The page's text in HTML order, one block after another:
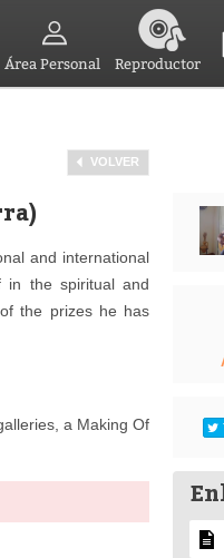
Área Personal Reproductor
VOLVER
and international
in the spiritual and
the prizes he has
a Making Of